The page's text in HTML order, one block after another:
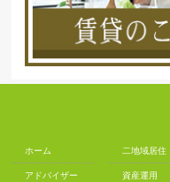
ホーム
アドバイザー
二地域居住
資産運用